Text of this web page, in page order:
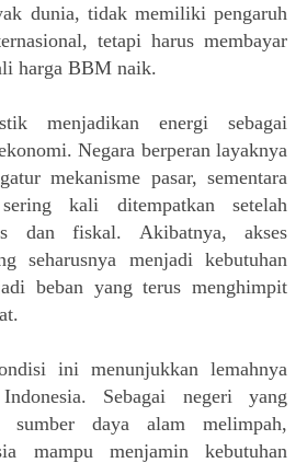
dunia, tidak memiliki pengaruh
tetapi harus membayar
harga BBM naik.
menjadikan energi sebagai
Negara berperan layaknya
mekanisme pasar, sementara
kali ditempatkan setelah
dan fiskal. Akibatnya, akses
seharusnya menjadi kebutuhan
beban yang terus menghimpit
ini menunjukkan lemahnya
Sebagai negeri yang
sumber daya alam melimpah,
mampu menjamin kebutuhan